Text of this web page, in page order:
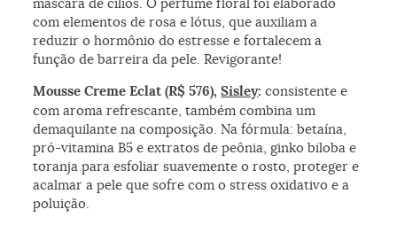
com elementos de rosa e lótus, que auxiliam a
reduzir o hormônio do estresse e fortalecem a
função de barreira da pele. Revigorante!
Mousse Creme Eclat (R$ 576),Sisley: consistente e
com aroma refrescante, também combina um
demaquilante na composição. Na fórmula: betaína,
pró-vitamina B5 e extratos de peônia, ginko biloba e
toranja para esfoliar suavemente o rosto, proteger e
acalmar a pele que sofre com o stress oxidativo e a
poluição.